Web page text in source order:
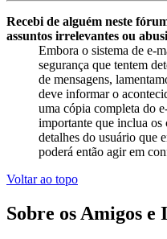
Recebi de alguém neste
assuntos irrelevantes ou
Embora o sistema de e-
segurança que tentem
de mensagens,
deve informar o
uma cópia completa do
importante que inclua os
detalhes do usuário que
poderá então agir em
Voltar ao topo
Sobre os Amigos e